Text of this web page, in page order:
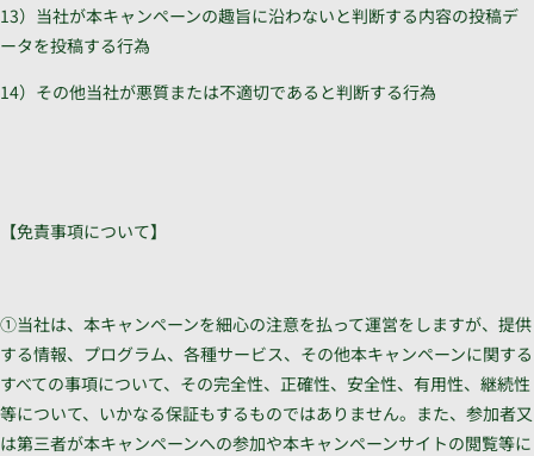
13）当社が本キャンペーンの趣旨に沿わないと判断する内容の投稿デ
ータを投稿する行為
14）その他当社が悪質または不適切であると判断する行為
【免責事項について】
①当社は、本キャンペーンを細心の注意を払って運営をしますが、提供
する情報、プログラム、各種サービス、その他本キャンペーンに関する
すべての事項について、その完全性、正確性、安全性、有用性、継続性
等について、いかなる保証もするものではありません。また、参加者又
は第三者が本キャンペーンへの参加や本キャンペーンサイトの閲覧等に